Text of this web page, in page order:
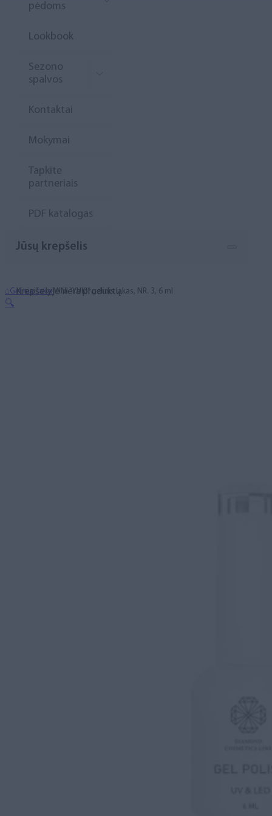
pėdoms
Lookbook
Sezono
spalvos
Kontaktai
Mokymai
Tapkite
partneriais
PDF katalogas
Jūsų krepšelis
Krepšelyje nėra produktų.
⌂Geliniai lakai MINI “YUKI” gelinis lakas, NR. 3, 6 ml
🔍